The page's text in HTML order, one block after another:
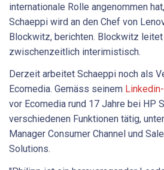
internationale Rolle angenommen
Schaeppi wird an den Chef von
Blockwitz, berichten. Blockwitz
zwischenzeitlich interimistisch.
Derzeit arbeitet Schaeppi noch als
Ecomedia. Gemäss seinem
vor Ecomedia rund 17 Jahre bei HP
verschiedenen Funktionen tätig,
Manager Consumer Channel und
Solutions.